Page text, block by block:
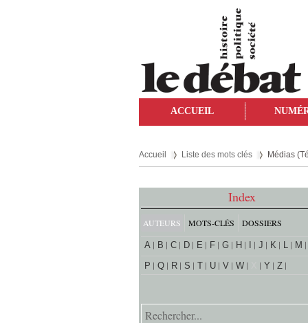
ACCUEIL
Accueil Liste des mots clés Médias
Index
AUTEURS MOTS-CLÉS DOSSIERS
A B C D E F G H J K L M
P
Q R S T U V W Y Z